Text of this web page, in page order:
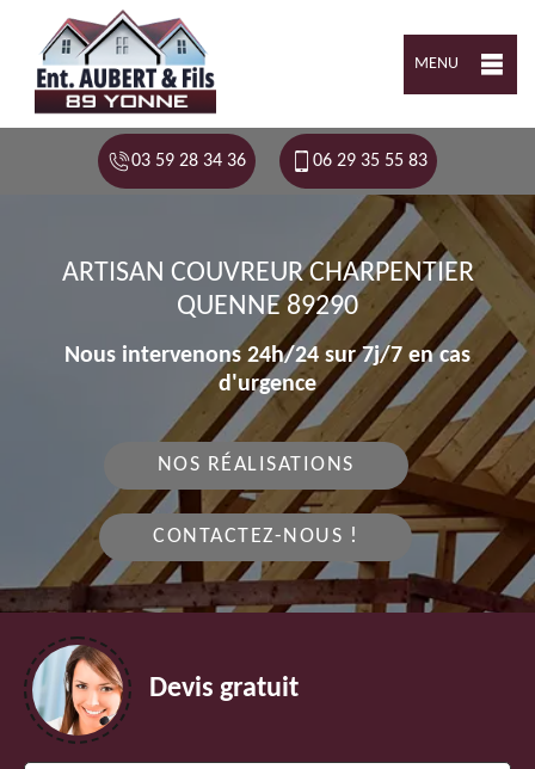
MENU
03 59 28 34 36 06 29 35 55 83
ARTISAN COUVREUR CHARPENTIER
QUENNE 89290
Nous intervenons 24h/24 sur 7j/7 en cas
d'urgence
NOS RÉALISATIONS
CONTACTEZ-NOUS !
Devis gratuit